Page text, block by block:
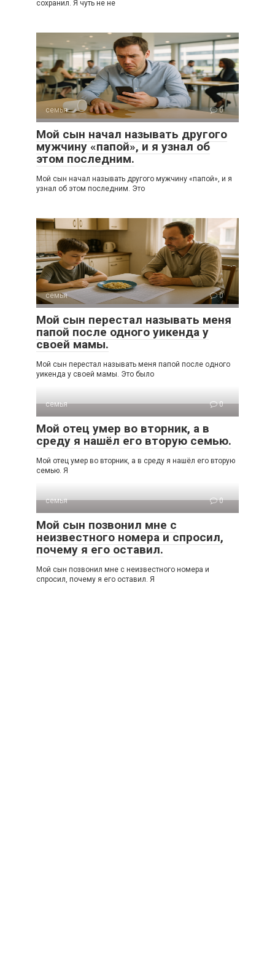
сохранил. Я чуть не не
семья 0
Мой сын начал называть другого
мужчину «папой», и я узнал об
этом последним.
Мой сын начал называть другого мужчину «папой», и я
узнал об этом последним. Это
семья 0
Мой сын перестал называть меня
папой после одного уикенда у
своей мамы.
Мой сын перестал называть меня папой после одного
уикенда у своей мамы. Это было
семья 0
Мой отец умер во вторник, а в
среду я нашёл его вторую семью.
Мой отец умер во вторник, а в среду я нашёл его вторую
семью. Я
семья 0
Мой сын позвонил мне с
неизвестного номера и спросил,
почему я его оставил.
Мой сын позвонил мне с неизвестного номера и
спросил, почему я его оставил. Я